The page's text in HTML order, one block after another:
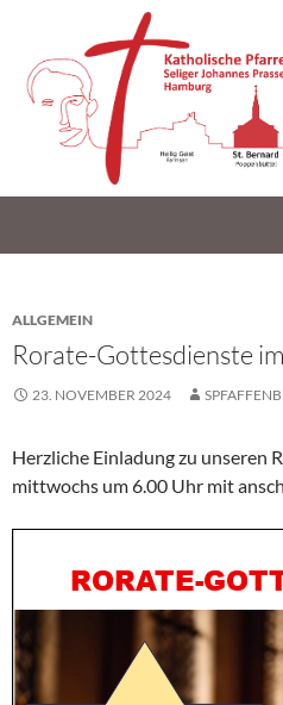
ALLGEMEIN
Rorate-Gottesdienste
23. NOVEMBER 2024
Herzliche Einladung zu unseren
mittwochs um 6.00 Uhr mit